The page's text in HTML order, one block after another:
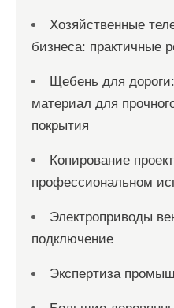
Хозяйственные
бизнеса: практичные
Щебень для
материал для
покрытия
Копирование
профессиональном
Электроприводы
подключение
Экспертиза